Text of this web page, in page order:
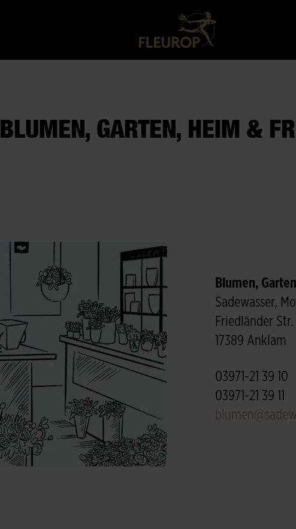
BLUMEN, GARTEN, HEIM &
Blumen,
Sadewasser,
Friedländer Str.
17389 Anklam
03971-21 39 10
03971-21 39 11